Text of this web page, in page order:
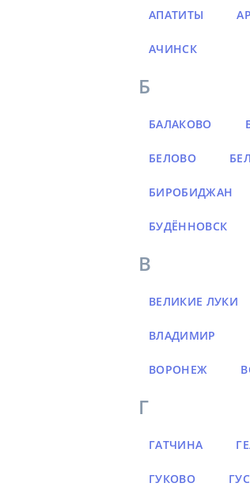
АПАТИТЫ
АЧИНСК
Б
БАЛАКОВО
БЕЛОВО
БИРОБИДЖАН
БУДЁННОВСК
В
ВЕЛИКИЕ ЛУКИ
ВЛАДИМИР
ВОРОНЕЖ
Г
ГАТЧИНА
ГУКОВО